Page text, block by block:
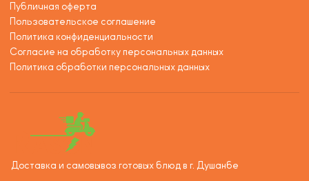
Публичная оферта
Пользовательское соглашение
Политика конфиденциальности
Согласие на обработку персональных данных
Политика обработки персональных данных
Доставка и самовывоз готовых блюд в г. Душанбе